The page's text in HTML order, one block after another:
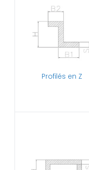
Profilés en Z